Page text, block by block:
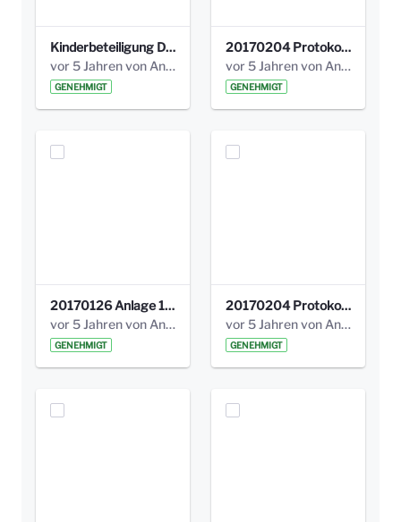
Kinderbeteiligung Dez. 17 _Abstimmung Klettergerüst.pdf
vor 5 Jahren von Anni Schlumberger
GENEHMIGT
20170204 Protokoll Workshop 2 Promenade Schloßstraße (1).pdf
vor 5 Jahren von Anni Schlumberger
GENEHMIGT
20170126 Anlage 1_Kinderbeteiligung_Olga_Areal_Auswertung.pdf
vor 5 Jahren von Anni Schlumberger
GENEHMIGT
20170204 Protokoll Workshop 2 Promenade Schloßstraße .pdf
vor 5 Jahren von Anni Schlumberger
GENEHMIGT